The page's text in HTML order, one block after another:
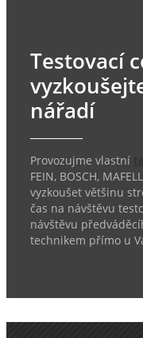
Testovací
nářadí
Provozujme vlastní
FEIN, BOSCH,
vyzkoušet většinu
čas na návštěvu
návštěvu
technikem přímo u